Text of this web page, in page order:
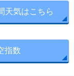
天気はこちら
指数